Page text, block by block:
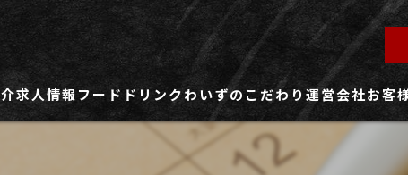
求人情報フード ドリンクわいずのこだわり運営会社お客